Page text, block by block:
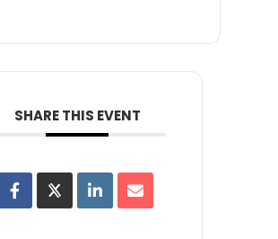
SHARE THIS EVENT